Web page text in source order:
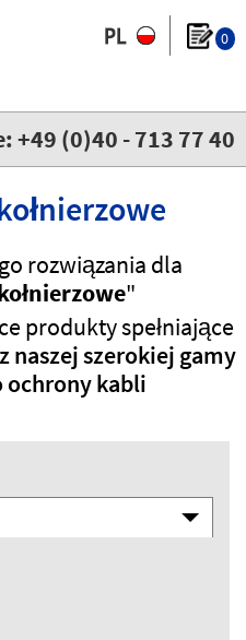
0
+49 (0)40 - 713 77 40
rozwiązania dla
"
produkty spełniające
naszej szerokiej gamy
ochrony kabli